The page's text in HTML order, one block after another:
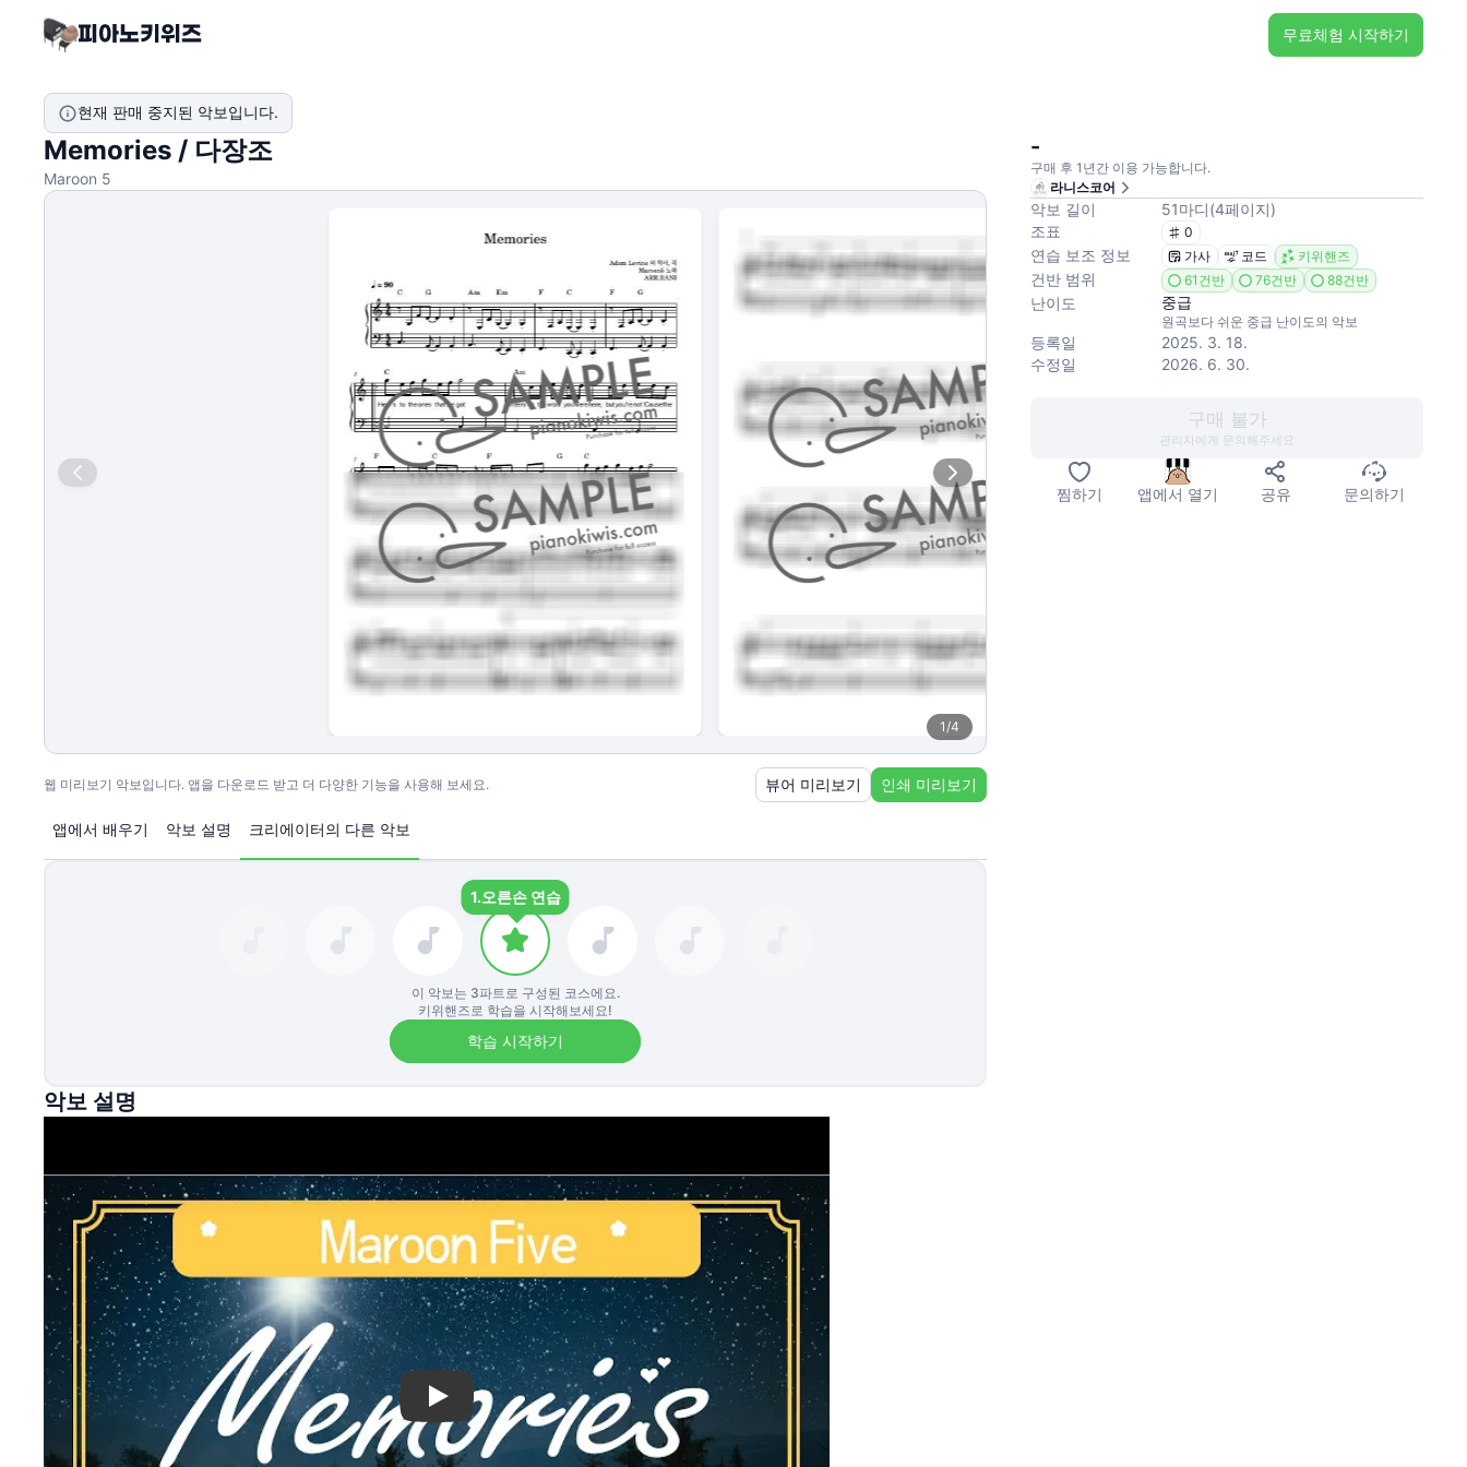
무료체험 시작하기
현재 판매 중지된 악보입니다.
Memories / 다장조
Maroon 5
1/4
웹 미리보기 악보입니다. 앱을 다운로드 받고 더 다양한 기능을 사용해 보세요. 뷰어 미리보기 인쇄 미리보기
앱에서 배우기 악보 설명 크리에이터의 다른 악보
1.오른손 연습
이 악보는 3파트로 구성된 코스에요.
키위핸즈로 학습을 시작해보세요!
학습 시작하기
악보 설명
Play
-
구매 후 1년간 이용 가능합니다.
라니스코어
악보 길이 51마디(4페이지)
조표
0
연습 보조 정보 가사 코드 키위핸즈
건반 범위 61건반 76건반 88건반
난이도 중급
원곡보다 쉬운 중급 난이도의 악보
등록일
2025. 3. 18.
수정일
2026. 6. 30.
구매 불가
관리자에게 문의해주세요
찜하기 앱에서 열기 공유 문의하기